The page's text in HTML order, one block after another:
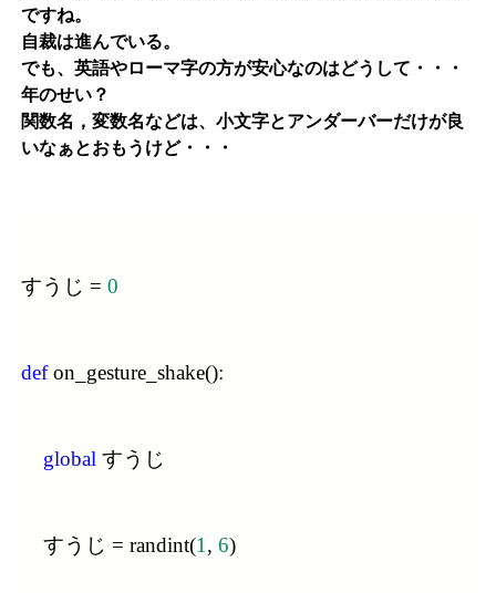
ですね。
自裁は進んでいる。
でも、英語やローマ字の方が安心なのはどうして・・・
年のせい？
関数名，変数名などは、小文字とアンダーバーだけが良
いなぁとおもうけど・・・
すうじ = 0
def on_gesture_shake():
global すうじ
すうじ = randint(1 , 6)